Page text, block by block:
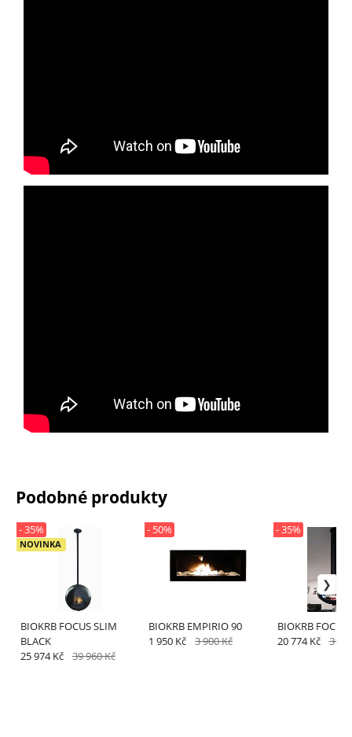
Podobné produkty
BIOKRB FOCUS SLIM
BLACK
NOVINKA
- 35%
25 974 Kč 39 960 Kč
BIOKRB EMPIRIO 90
- 50%
1 950 Kč 3 900 Kč
BIOKRB FOCUS
- 35%
20 774 Kč 31